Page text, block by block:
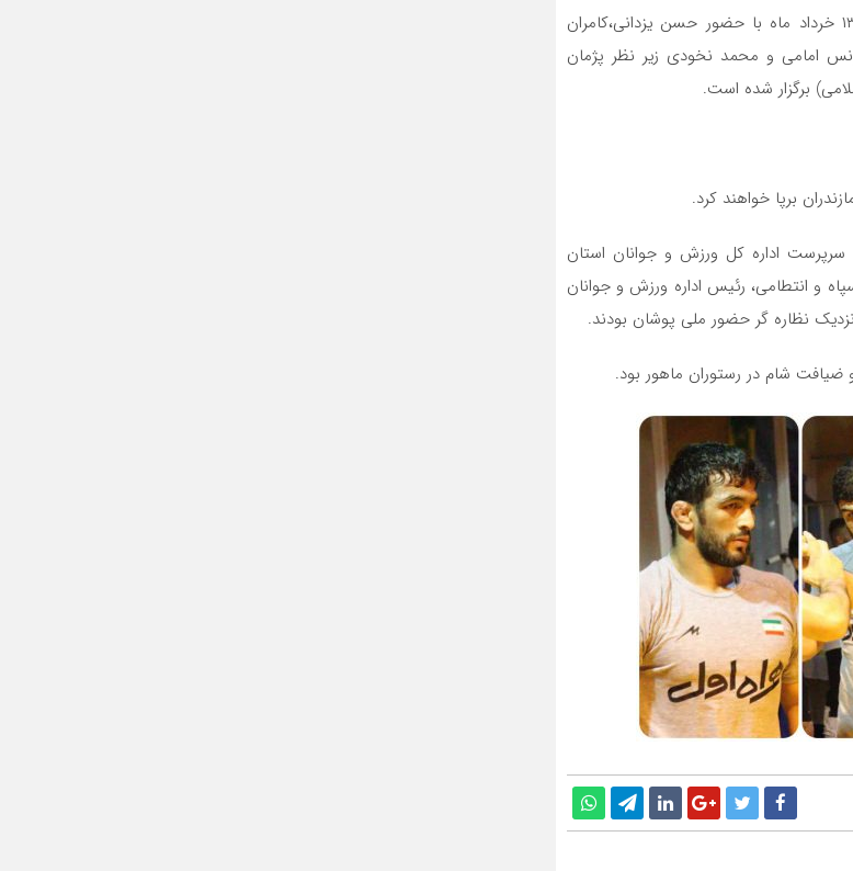
به گزارش “خط شمال” اردوی تمرینی تیم ملی کشتی آزاد عصر امروز شنبه ۱۳ خرداد ماه با حضور حسن یزدانی،کامران
امامی و محمد نخودی زیر نظر پژمان
برگزار شده است.
برپا خواهند کرد.
اداره کل ورزش و جوانان استان
و انتطامی، رئیس اداره ورزش و جوانان
نظاره گر حضور ملی پوشان بودند.
شام در رستوران ماهور بود.